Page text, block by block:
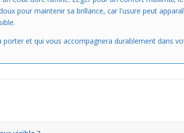
pour maintenir sa brillance, car l'usure peut
et qui vous accompagnera durablement dans